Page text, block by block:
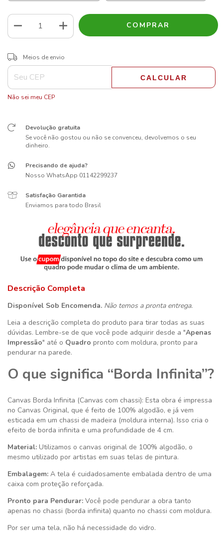
Entregas para o CEP:
Meios de envio
CALCULAR
Não sei meu CEP
Devolução gratuita
Se você não gostou ou não se convenceu, devolvemos o seu
dinheiro.
Precisando de ajuda?
Nosso WhatsApp 01142299237
Satisfação Garantida
Enviamos para todo Brasil
Descrição Completa
Disponível Sob Encomenda. Não temos a pronta entrega.
Leia a descrição completa do produto para tirar todas as suas
dúvidas. Lembre-se de que você pode adquirir desde a "Apenas
Impressão" até o Quadro pronto com moldura, pronto para
pendurar na parede.
O que significa “Borda Infinita”?
Canvas Borda Infinita (Canvas com chassi): Esta obra é impressa
no Canvas Original, que é feito de 100% algodão, e já vem
esticada em um chassi de madeira (moldura interna). Isso cria o
efeito de borda infinita e uma profundidade de 4 cm.
Material: Utilizamos o canvas original de 100% algodão, o
mesmo utilizado por artistas em suas telas de pintura.
Embalagem: A tela é cuidadosamente embalada dentro de uma
caixa com proteção reforçada.
Pronto para Pendurar: Você pode pendurar a obra tanto
apenas no chassi (borda infinita) quanto no chassi com moldura.
Por ser uma tela, não há necessidade do vidro.